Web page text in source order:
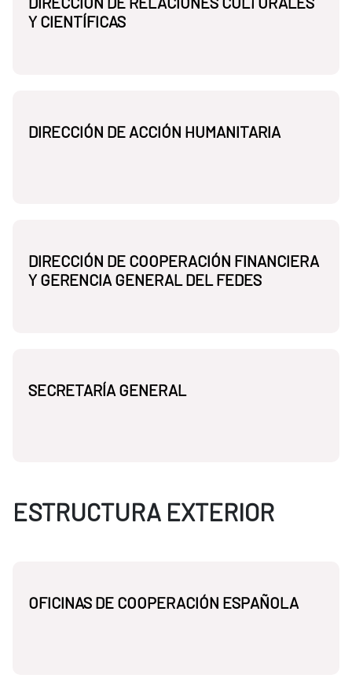
Y CIENTÍFICAS
DIRECCIÓN DE ACCIÓN HUMANITARIA
DIRECCIÓN DE COOPERACIÓN FINANCIERA
Y GERENCIA GENERAL DEL FEDES
SECRETARÍA GENERAL
ESTRUCTURA EXTERIOR
OFICINAS DE COOPERACIÓN ESPAÑOLA